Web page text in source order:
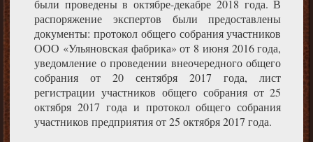
были проведены в октябре-декабре 2018 года. В
распоряжение экспертов были предоставлены
документы: протокол общего собрания участников
ООО «Ульяновская фабрика» от 8 июня 2016 года,
уведомление о проведении внеочередного общего
собрания от 20 сентября 2017 года, лист
регистрации участников общего собрания от 25
октября 2017 года и протокол общего собрания
участников предприятия от 25 октября 2017 года.